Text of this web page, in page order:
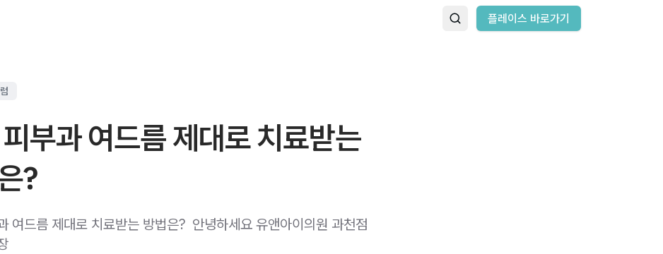
플레이스 바로가기
부과 여드름 제대로 치료받는
?
여드름 제대로 치료받는 방법은? ​ 안녕하세요 유앤아이의원 과천점